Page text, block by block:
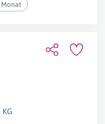
Monat